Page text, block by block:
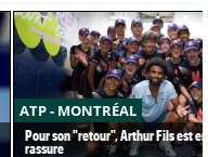
ATP - MONTRÉAL
Pour son "retour", Arthur Fils est
rassure